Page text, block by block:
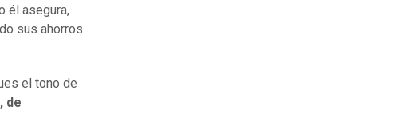
él asegura,
sus ahorros
el tono de
de